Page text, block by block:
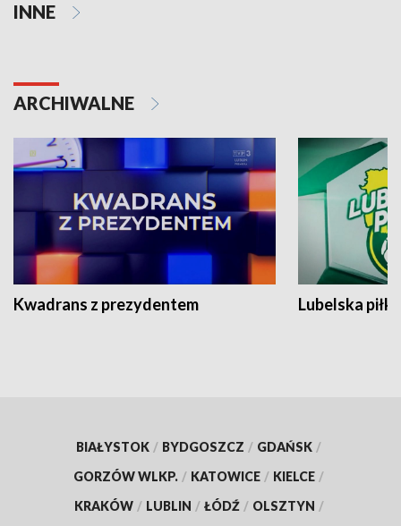
INNE
ARCHIWALNE
Kwadrans z prezydentem Lubelska piłka
BIAŁYSTOK / BYDGOSZCZ / GDAŃSK /
GORZÓW WLKP. / KATOWICE / KIELCE /
KRAKÓW / LUBLIN / ŁÓDŹ / OLSZTYN /